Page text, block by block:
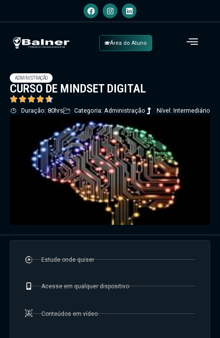
Área do Aluno
ADMINISTRAÇÃO
CURSO DE MINDSET DIGITAL
Duração: 80hrs Categoria: Administração Nível: Intermediário
Estude onde quiser
Acesse em qualquer dispositivo
Conteúdos em vídeo